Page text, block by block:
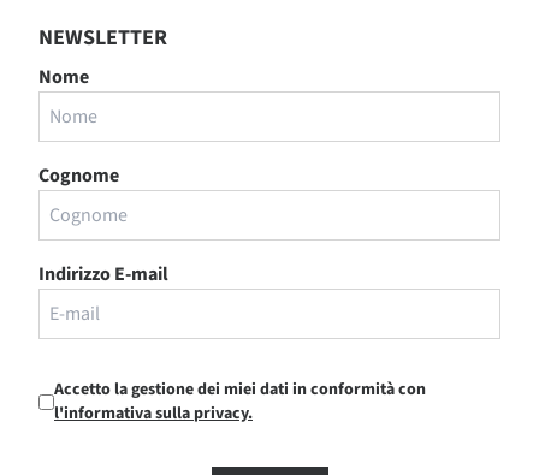
NEWSLETTER
Nome
Cognome
Indirizzo E-mail
Accetto la gestione dei miei dati in conformità con
l'informativa sulla privacy.